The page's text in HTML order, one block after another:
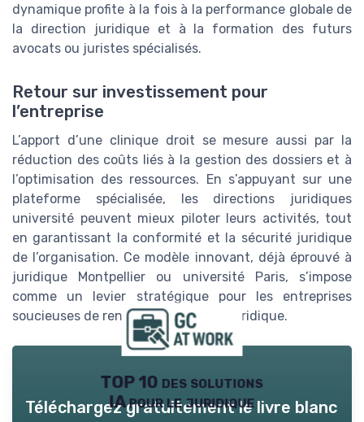
dynamique profite à la fois à la performance globale de
la direction juridique et à la formation des futurs
avocats ou juristes spécialisés.
Retour sur investissement pour
l’entreprise
L’apport d’une clinique droit se mesure aussi par la
réduction des coûts liés à la gestion des dossiers et à
l’optimisation des ressources. En s’appuyant sur une
plateforme spécialisée, les directions juridiques
université peuvent mieux piloter leurs activités, tout
en garantissant la conformité et la sécurité juridique
de l’organisation. Ce modèle innovant, déjà éprouvé à
juridique Montpellier ou université Paris, s’impose
comme un levier stratégique pour les entreprises
soucieuses de renforcer leur cadre juridique.
TOP 10 des solutions
IA pour le juridique
Téléchargez gratuitement le livre blanc